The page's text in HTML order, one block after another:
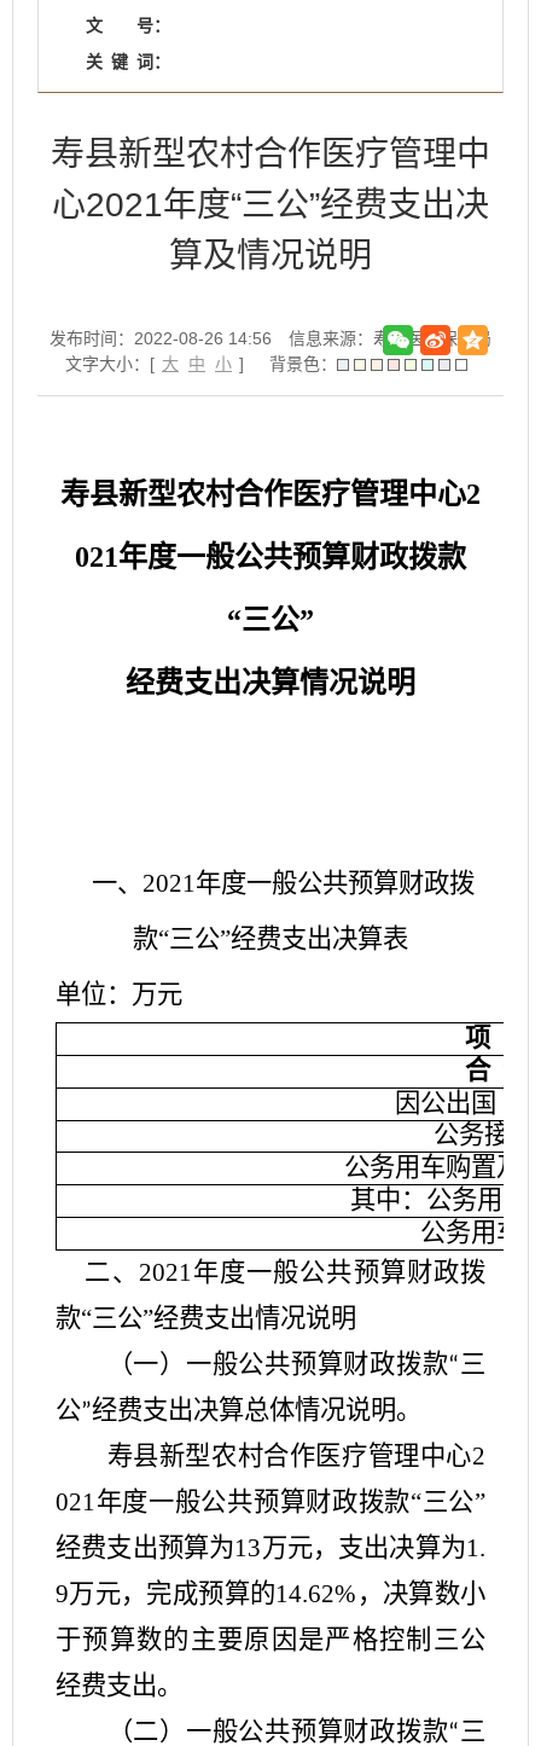
文
号：
关 键 词：
寿县新型农村合作医疗管理中
心2021年度“三公”经费支出决
算及情况说明
发布时间：2022-08-26 14:56
信息来源：寿县医疗保障局
文字大小：[ 大 中 小 ] 背景色：
寿县新型农村合作医疗管理中心2
021年度一般公共预算财政拨款
“三公”
经费支出决算情况说明
一、 2021年度一般公共预算财政拨
款“三公”经费支出决算表
单位：万元
项
合
因公出国（
公务接待
公务用车购置及
其中：公务用车
公务用车
二、 2021年度一般公共预算财政拨
款“三公”经费支出情况说明
（一）一般公共预算财政拨款“三
公”经费支出决算总体情况说明。
寿县新型农村合作医疗管理中心2
021年度一般公共预算财政拨款“三公”
经费支出预算为13万元，支出决算为1.
9万元，完成预算的14.62%，决算数小
于预算数的主要原因是严格控制三公
经费支出。
（二）一般公共预算财政拨款“三